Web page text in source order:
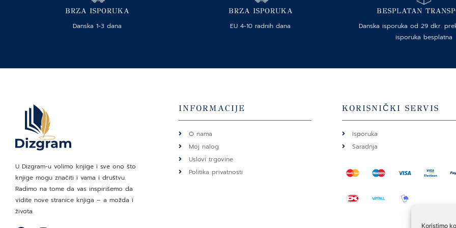
Koristimo
BRZA ISPORUKA
Danska 1-3 dana
BRZA ISPORUKA
EU 4-10 radnih dana
BESPLATAN
Danska isporuka od 29 dkr.
isporuka besplatna
U Dizgram-u volimo knjige i sve ono što
knjige mogu značiti i vama i društvu.
Radimo na tome da vas inspirišemo da
vidite nove stranice knjiga – a možda i
života.
INFORMACIJE
O nama
Moj nalog
Uslovi trgovine
Politika privatnosti
KORISNIČKI SERVIS
Isporuka
Saradnja